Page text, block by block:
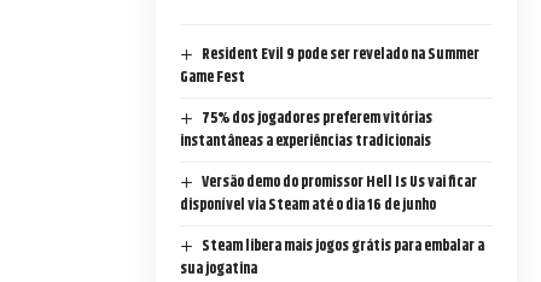
Resident Evil 9 pode ser revelado na Summer
Game Fest
75% dos jogadores preferem vitórias
instantâneas a experiências tradicionais
Versão demo do promissor Hell Is Us vai ficar
disponível via Steam até o dia 16 de junho
Steam libera mais jogos grátis para embalar a
sua jogatina